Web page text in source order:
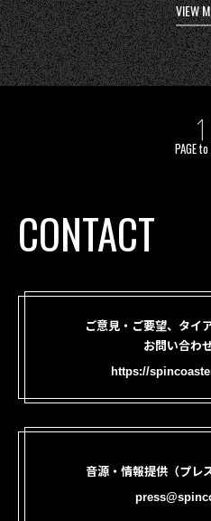
VIEW
PAGE
CONTACT
ご意見・ご要望、タイ
お問い合わ
https://
音源・情報提供（プレ